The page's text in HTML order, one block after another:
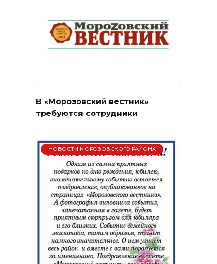
В «Морозовский вестник»
требуются сотрудники
НОВОСТИ МОРОЗОВСКОГО РАЙОНА